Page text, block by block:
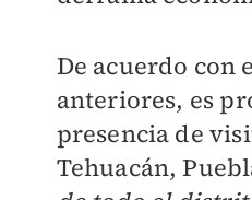
De acuerdo con
anteriores, es
presencia de
Tehuacán,